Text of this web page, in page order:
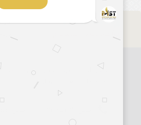
عضویت در تلگرام
در
آدرس: تهران، بلوار
طبقه همکف و اول